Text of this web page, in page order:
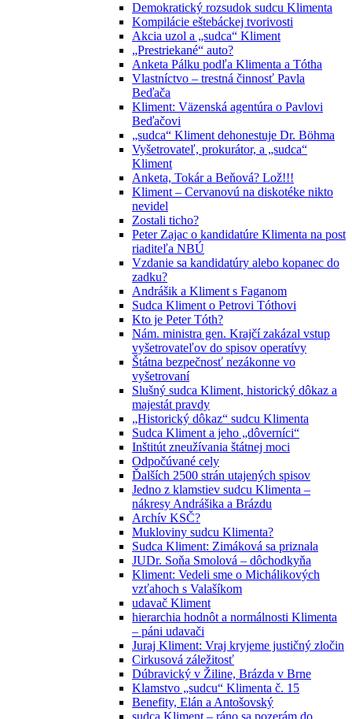
Demokratický rozsudok sudcu Klimenta
Kompilácie eštebáckej tvorivosti
Akcia uzol a „sudca“ Kliment
„Prestriekané“ auto?
Anketa Pálku podľa Klimenta a Tótha
Vlastníctvo – trestná činnosť Pavla
Beďača
Kliment: Väzenská agentúra o Pavlovi
Beďačovi
„sudca“ Kliment dehonestuje Dr. Böhma
Vyšetrovateľ, prokurátor, a „sudca“
Kliment
Anketa, Tokár a Beňová? Lož!!!
Kliment – Cervanovú na diskotéke nikto
nevidel
Zostali ticho?
Peter Zajac o kandidatúre Klimenta na post
riaditeľa NBÚ
Vzdanie sa kandidatúry alebo kopanec do
zadku?
Andrášik a Kliment s Faganom
Sudca Kliment o Petrovi Tóthovi
Kto je Peter Tóth?
Nám. ministra gen. Krajčí zakázal vstup
vyšetrovateľov do spisov operatívy
Štátna bezpečnosť nezákonne vo
vyšetrovaní
Slušný sudca Kliment, historický dôkaz a
majestát pravdy
„Historický dôkaz“ sudcu Klimenta
Sudca Kliment a jeho „dôverníci“
Inštitút zneužívania štátnej moci
Odpočúvané cely
Ďalších 2500 strán utajených spisov
Jedno z klamstiev sudcu Klimenta –
nákresy Andrášika a Brázdu
Archív KSČ?
Mukloviny sudcu Klimenta?
Sudca Kliment: Zimáková sa priznala
JUDr. Soňa Smolová – dôchodkyňa
Kliment: Vedeli sme o Michálikových
vzťahoch s Valašíkom
udavač Kliment
hierarchia hodnôt a normálnosti Klimenta
– páni udavači
Juraj Kliment: Vraj kryjeme justičný zločin
Cirkusová záležitosť
Dúbravický v Žiline, Brázda v Brne
Klamstvo „sudcu“ Klimenta č. 15
Benefity, Elán a Antošovský
sudca Kliment – ráno sa pozerám do